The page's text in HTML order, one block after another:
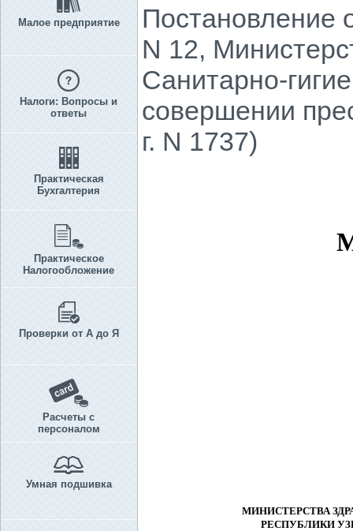
Малое предприятие
Налоги: Вопросы и
ответы
Практическая
Бухгалтерия
Практическое
Налогообложение
Проверки от А до Я
Расчеты с
персоналом
Умная подшивка
Постановление
N 12,
Санитарно-
совершении
г. N 1737)
МИНИСТЕРСТВА
РЕСПУБЛИКИ